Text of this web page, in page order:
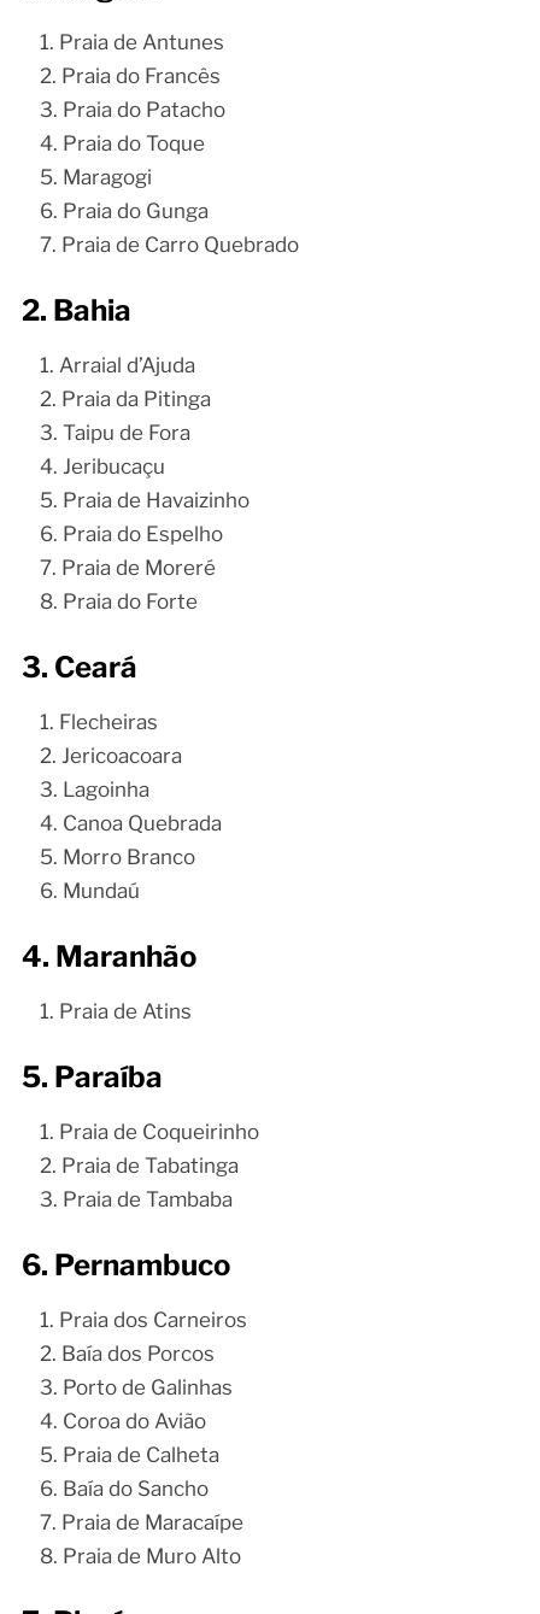
Praia de Antunes
Praia do Francês
Praia do Patacho
Praia do Toque
Maragogi
Praia do Gunga
Praia de Carro Quebrado
2. Bahia
Arraial d’Ajuda
Praia da Pitinga
Taipu de Fora
Jeribucaçu
Praia de Havaizinho
Praia do Espelho
Praia de Moreré
Praia do Forte
3. Ceará
Flecheiras
Jericoacoara
Lagoinha
Canoa Quebrada
Morro Branco
Mundaú
4. Maranhão
Praia de Atins
5. Paraíba
Praia de Coqueirinho
Praia de Tabatinga
Praia de Tambaba
6. Pernambuco
Praia dos Carneiros
Baía dos Porcos
Porto de Galinhas
Coroa do Avião
Praia de Calheta
Baía do Sancho
Praia de Maracaípe
Praia de Muro Alto